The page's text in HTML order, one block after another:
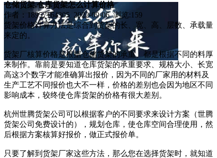
仓储货架,仓库货架怎么计算价格
作者：18957164305 2022-09-06 浏览:159
货架价格计算方法是综合到货架的长、宽、高、层数、承载量
来定的。
货架厂核算价格是根据仓储货架的承重、都是根据不同的料厚
来制作。靠前是要知道仓库货架的承重要求、规格大小、长宽
高这3个数字才能准确算出报价，因为不同的厂家用的材料及
生产工艺不同报价也大不一样，价格的差别也会因为地区不同
影响成本，较终使仓库货架的价格有很大差别。
杭州世腾货架公司可以根据客户的不同要求来设计方案（世腾
货架公司免费设计的），规划仓库，使仓库空间合理使用，然
后根据方案核算好报价，做正式报价单。
只要了解到货架厂家这些方法，那么您在选择货架时，就知道